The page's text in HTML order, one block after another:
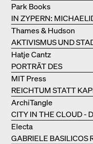
IN ZYPERN:
RESIDENCE
Park Books
AKTIVISMUS UND
ASSEMBLE
Thames & Hudson
PORTRÄT DES
DER BJARKE INGELS
Hatje Cantz
REICHTUM STATT
ARCHITEKTUR VON
KUNDOO
MIT Press
CITY IN THE CLOUD -
GROUND
ArchiTangle
GABRIELE BASILICOS
Electa